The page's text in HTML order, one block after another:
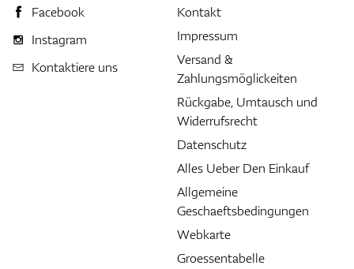
Facebook
Instagram
Kontaktiere uns
Kontakt
Impressum
Versand &
Zahlungsmöglickeiten
Rückgabe, Umtausch und
Widerrufsrecht
Datenschutz
Alles Ueber Den Einkauf
Allgemeine
Geschaeftsbedingungen
Webkarte
Groessentabelle